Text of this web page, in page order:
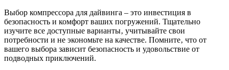
Выбор компрессора для дайвинга – это инвестиция в
безопасность и комфорт ваших погружений. Тщательно
изучите все доступные варианты‚ учитывайте свои
потребности и не экономьте на качестве. Помните‚ что от
вашего выбора зависит безопасность и удовольствие от
подводных приключений.